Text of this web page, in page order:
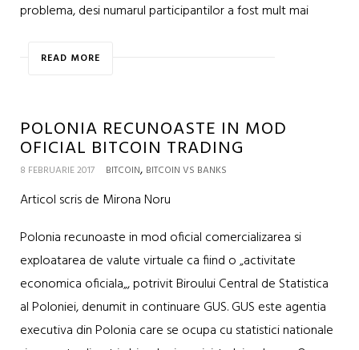
problema, desi numarul participantilor a fost mult mai
READ MORE
POLONIA RECUNOASTE IN MOD
OFICIAL BITCOIN TRADING
8 FEBRUARIE 2017 BITCOIN, BITCOIN VS BANKS
Articol scris de Mirona Noru
Polonia recunoaste in mod oficial comercializarea si
exploatarea de valute virtuale ca fiind o „activitate
economica oficiala„, potrivit Biroului Central de Statistica
al Poloniei, denumit in continuare GUS. GUS este agentia
executiva din Polonia care se ocupa cu statistici nationale